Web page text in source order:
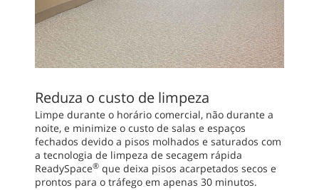
Reduza o custo de limpeza
Limpe durante o horário comercial, não durante a
noite, e minimize o custo de salas e espaços
fechados devido a pisos molhados e saturados com
a tecnologia de limpeza de secagem rápida
ReadySpace® que deixa pisos acarpetados secos e
prontos para o tráfego em apenas 30 minutos.